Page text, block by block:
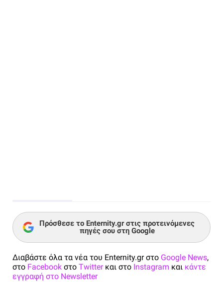
Πρόσθεσε το Enternity.gr στις προτεινόμενες
πηγές σου στη Google
Διαβάστε όλα τα νέα του Enternity.gr στο Google News,
στο Facebook στο Twitterκαι στο Instagram και κάντε
εγγραφή στο Newsletter